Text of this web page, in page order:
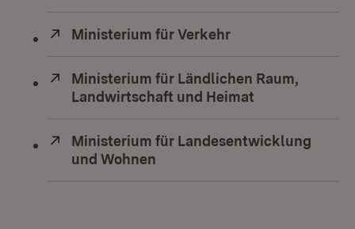
Extern:
Ministerium für Verkehr
Extern:
Ministerium für Ländlichen Raum,
Landwirtschaft und Heimat
Extern:
Ministerium für Landesentwicklung
und Wohnen